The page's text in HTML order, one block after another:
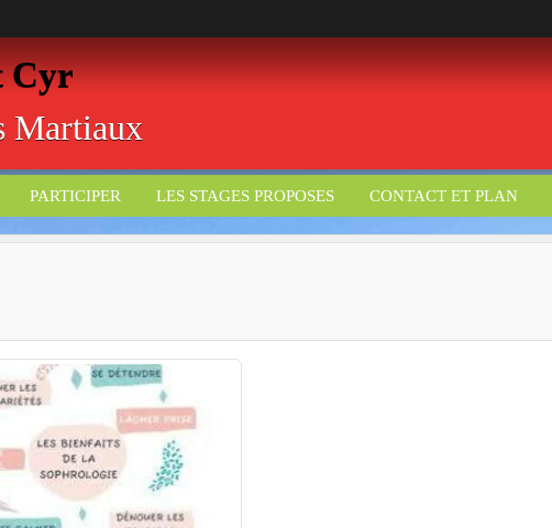
Cyr
Martiaux
PARTICIPER LES STAGES PROPOSES CONTACT ET PLAN